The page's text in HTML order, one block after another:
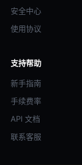
安全中心
使用协议
支持帮助
新手指南
手续费率
API 文档
联系客服